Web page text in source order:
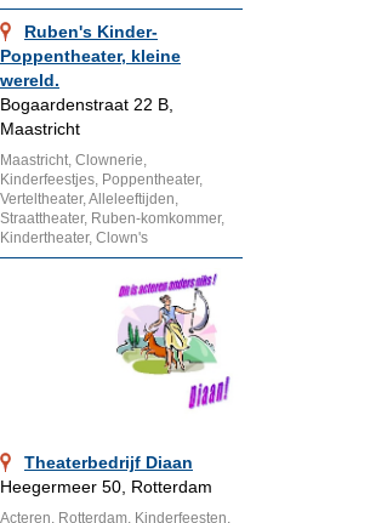
Ruben's Kinder-
Poppentheater, kleine
wereld.
Bogaardenstraat 22 B,
Maastricht
Maastricht, Clownerie,
Kinderfeestjes, Poppentheater,
Verteltheater, Alleleeftijden,
Straattheater, Ruben-komkommer,
Kindertheater, Clown's
Theaterbedrijf Diaan
Heegermeer 50, Rotterdam
Acteren, Rotterdam, Kinderfeesten,